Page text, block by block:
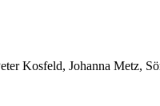
Kosfeld, Johanna Metz,